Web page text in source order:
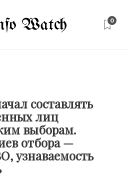
0
составлять
лиц
выборам.
отбора —
узнаваемость